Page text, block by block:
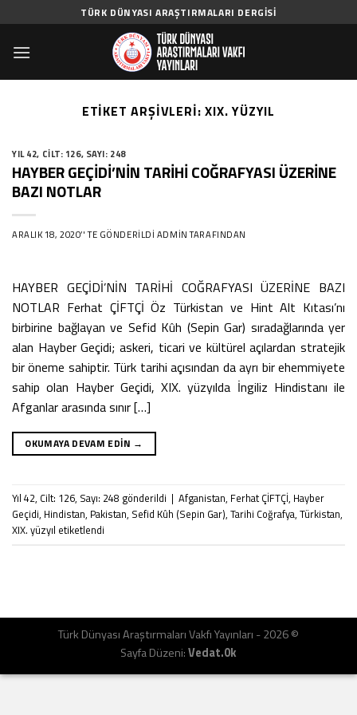
to
content
TÜRK DÜNYASI ARAŞTIRMALARI DERGISI
ETIKET ARŞIVLERI:XIX. YÜZYIL
YIL 42, CILT: 126, SAYI: 248
HAYBER GEÇİDİ’NİN TARİHİ COĞRAFYASI ÜZERİNE
BAZI NOTLAR
ARALIK 18, 2020’' TE GÖNDERILDI ADMINTARAFINDAN
HAYBER GEÇİDİ’NİN TARİHİ COĞRAFYASI ÜZERİNE BAZI
NOTLAR Ferhat ÇİFTÇİ Öz Türkistan ve Hint Alt Kıtası’nı
birbirine bağlayan ve Sefid Kûh (Sepin Gar) sıradağlarında yer
alan Hayber Geçidi; askeri, ticari ve kültürel açılardan stratejik
bir öneme sahiptir. Türk tarihi açısından da ayrı bir ehemmiyete
sahip olan Hayber Geçidi, XIX. yüzyılda İngiliz Hindistanı ile
Afganlar arasında sınır […]
OKUMAYA DEVAM EDIN →
Yıl 42, Cilt: 126, Sayı: 248 gönderildi | Afganistan, Ferhat ÇİFTÇİ, Hayber
Geçidi, Hindistan, Pakistan, Sefid Kûh (Sepin Gar), Tarihi Coğrafya, Türkistan,
XIX. yüzyıl etiketlendi
Türk Dünyası Araştırmaları Vakfı Yayınları - 2026 ©
Sayfa Düzeni:Vedat.0k